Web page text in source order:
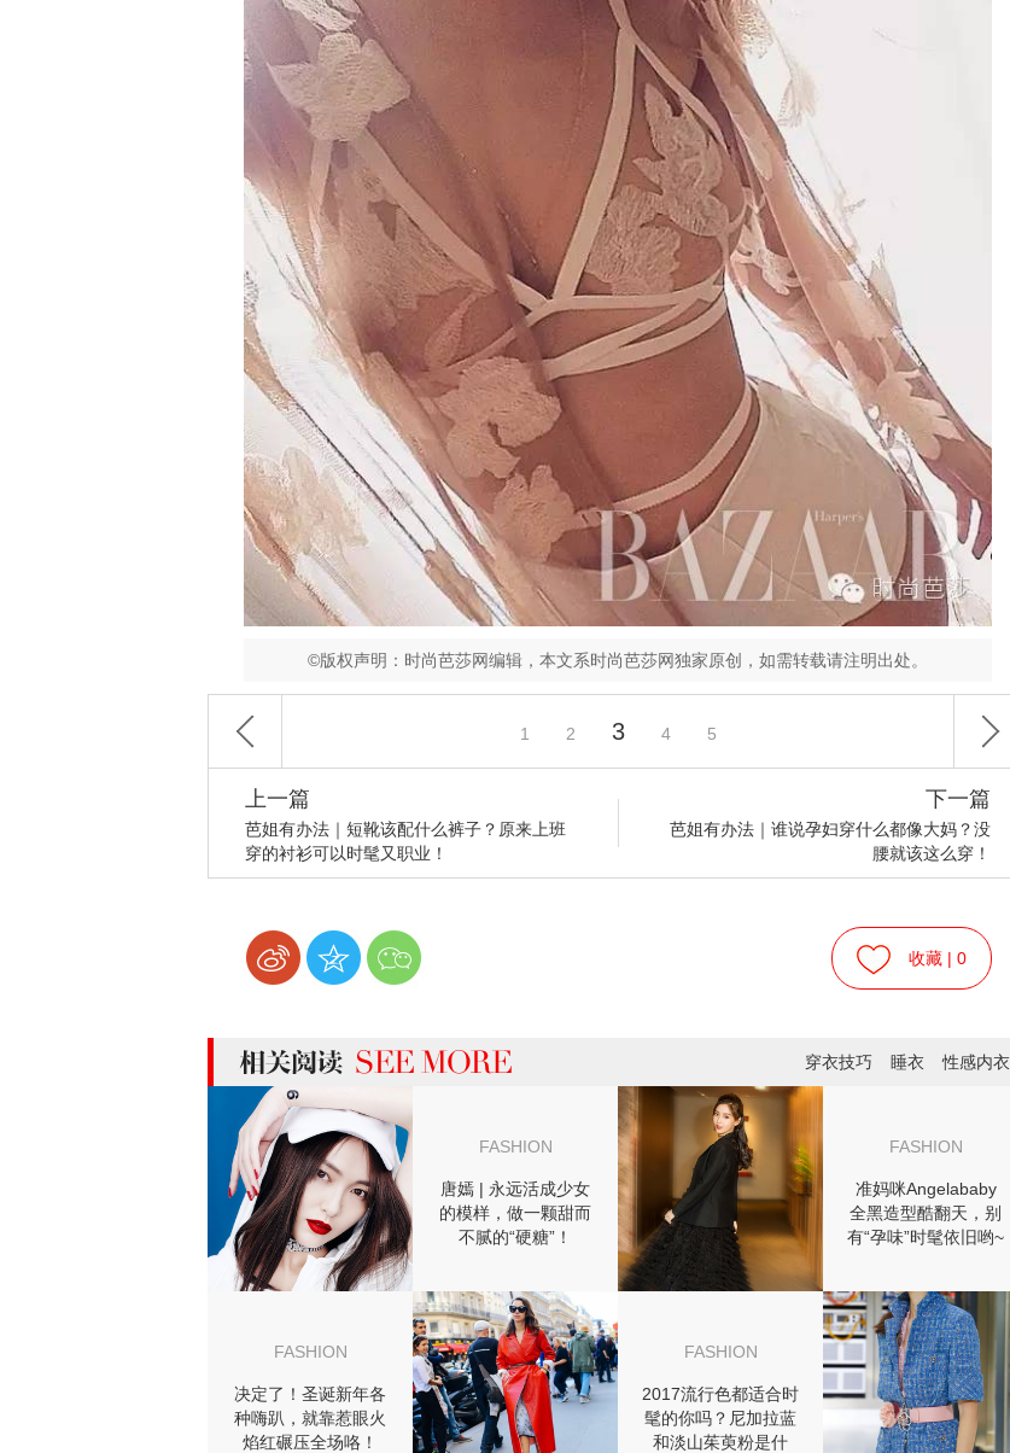
©版权声明：时尚芭莎网编辑，本文系时尚芭莎网独家原创，如需转载请注明出处。
1 2 3 4 5
上一篇
芭姐有办法｜短靴该配什么裤子？原来上班
穿的衬衫可以时髦又职业！
下一篇
芭姐有办法｜谁说孕妇穿什么都像大妈？没
腰就该这么穿！
收藏 | 0
more 相关阅读
穿衣技巧 睡衣 性感内衣
FASHION
唐嫣 | 永远活成少女
的模样，做一颗甜而
不腻的“硬糖”！
FASHION
准妈咪Angelababy
全黑造型酷翻天，别
有“孕味”时髦依旧哟~
FASHION
决定了！圣诞新年各
种嗨趴，就靠惹眼火
焰红碾压全场咯！
FASHION
2017流行色都适合时
髦的你吗？尼加拉蓝
和淡山茱萸粉是什